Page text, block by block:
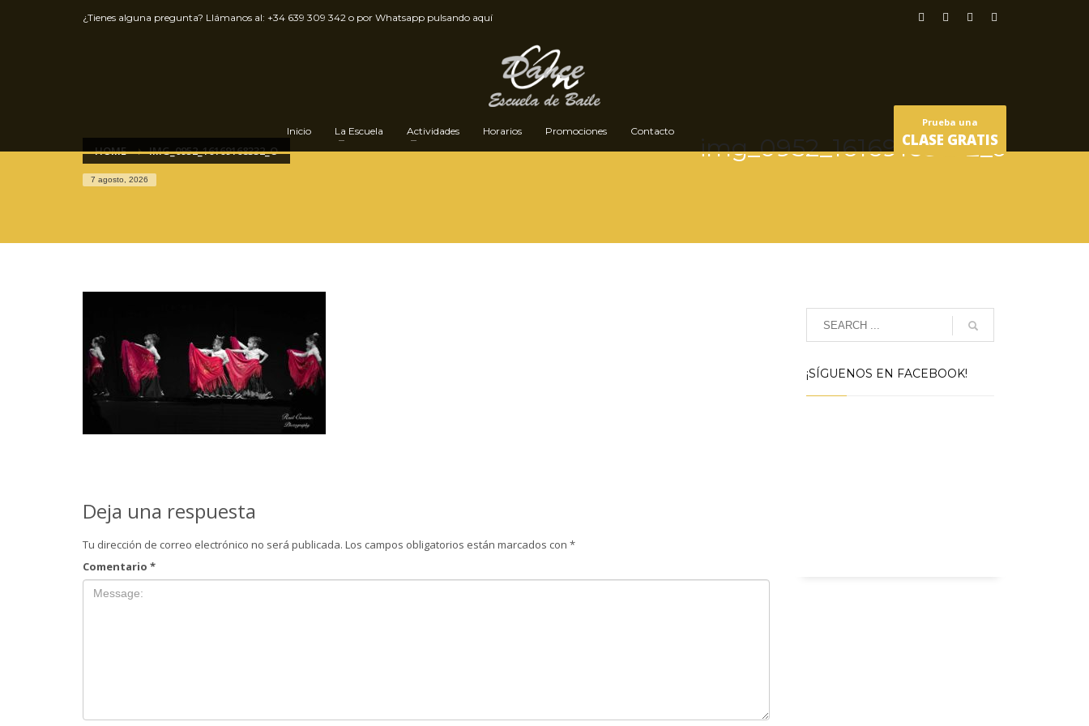
¿Tienes alguna pregunta? Llámanos al: +34 639 309 342 o por Whatsapp pulsando aquí
Inicio La Escuela Actividades Horarios Promociones Contacto
Prueba una
CLASE GRATIS
HOME IMG_0952_16169168332_O
7 agosto, 2026
img_0952_16169168332_o
Deja una respuesta
Tu dirección de correo electrónico no será publicada. Los campos obligatorios están marcados con *
Comentario *
¡SÍGUENOS EN FACEBOOK!